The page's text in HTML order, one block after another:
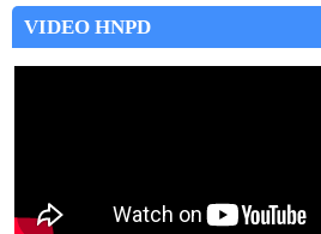
VIDEO HNPD